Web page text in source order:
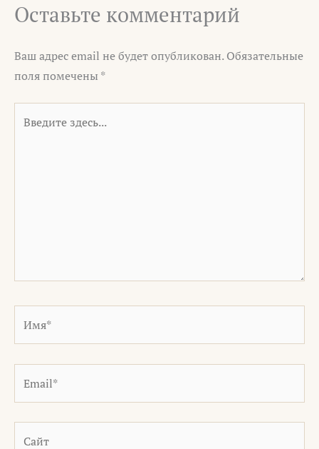
Оставьте комментарий
Ваш адрес email не будет опубликован. Обязательные
поля помечены *
здесь...